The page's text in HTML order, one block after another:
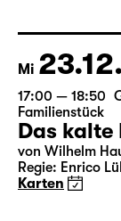
Karte des Teil 1
gültig
Do
19:30 — 20:55
Medea